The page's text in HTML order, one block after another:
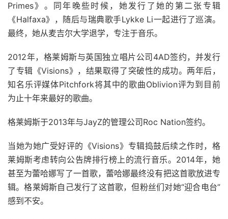
Primes》。同年晚些时候，她发行了她的第二张专辑
《Halfaxa》，随后与瑞典歌手Lykke Li一起进行了巡演。
最终，她从麦吉尔大学退学，专注于音乐。
2012年，格莱姆斯与英国独立唱片公司4AD签约，并发行
了专辑《Visions》，结果取得了突破性的成功。两年后，
知名乐评媒体Pitchfork将其中的歌曲Oblivion评为到目前
为止十年来最好的歌曲。
格莱姆斯于2013年与JayZ的管理公司Roc Nation签约。
当她为她广受好评的《Visions》专辑捣鼓后续之作时，格
莱姆斯考虑转向公告牌排行榜上的流行音乐。2014年，她
甚至为蕾哈娜写了一首歌，蕾哈娜最终没有把这首歌放进专
辑。格莱姆斯自己发行了这首歌，但粉丝们对她“迎合电台”
感到不安。